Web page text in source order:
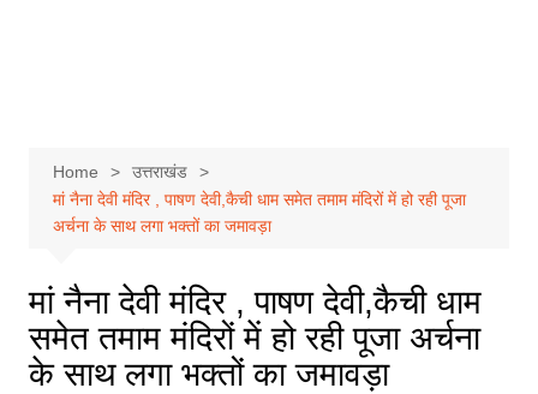
Home
उत्तराखंड
मां नैना देवी मंदिर , पाषण देवी,कैची धाम समेत तमाम मंदिरों में हो रही पूजा
अर्चना के साथ लगा भक्तों का जमावड़ा
मां नैना देवी मंदिर , पाषण देवी,कैची धाम
समेत तमाम मंदिरों में हो रही पूजा अर्चना
के साथ लगा भक्तों का जमावड़ा